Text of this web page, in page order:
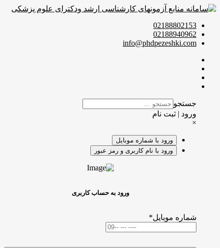
02188802153
02188940962
info@phdpezeshki.com
جستجو
ورود | ثبت نام
×
ورود با شماره موبایل
ورود با نام کاربری و رمز عبور
ورود به حساب کاربری
شماره موبایل*